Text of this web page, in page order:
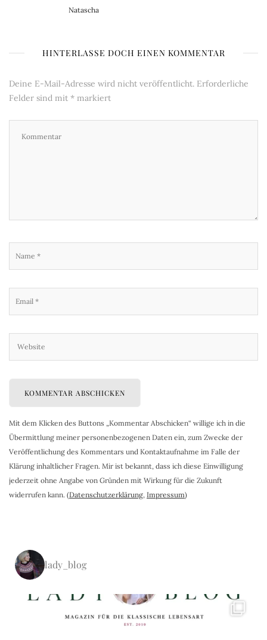
Natascha
HINTERLASSE DOCH EINEN KOMMENTAR
Deine E-Mail-Adresse wird nicht veröffentlicht. Erforderliche
Felder sind mit * markiert
Mit dem Klicken des Buttons „Kommentar Abschicken“ willige ich in die
Übermittlung meiner personenbezogenen Daten ein, zum Zwecke der
Veröffentlichung des Kommentars und Kontaktaufnahme im Falle der
Klärung inhaltlicher Fragen. Mir ist bekannt, dass ich diese Einwilligung
jederzeit ohne Angabe von Gründen mit Wirkung für die Zukunft
widerrufen kann. (Datenschutzerklärung, Impressum)
lady_blog